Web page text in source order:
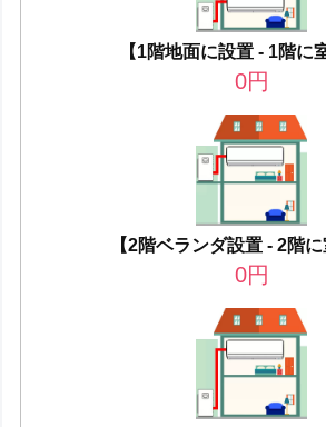
【1階地面に設置 - 1階に
0円
【2階ベランダ設置 - 2階に
0円